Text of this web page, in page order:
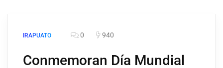
IRAPUATO 0 940
Conmemoran Día Mundial